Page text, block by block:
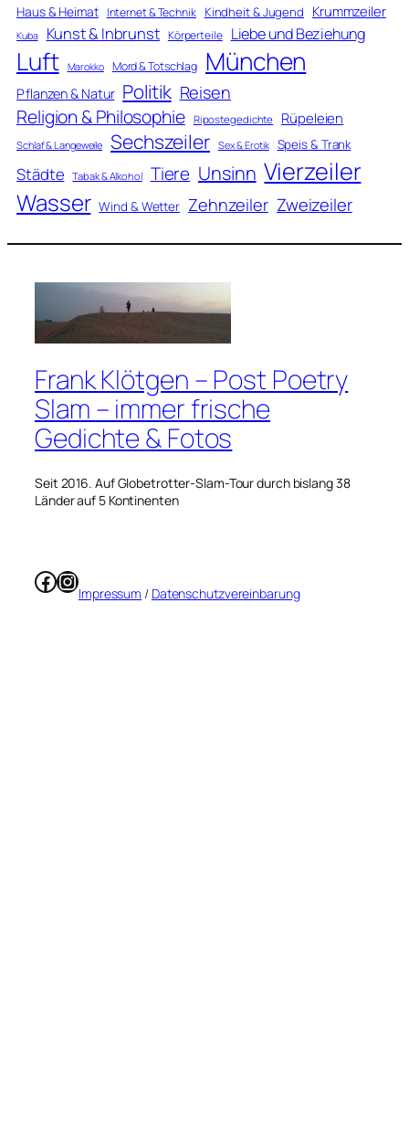
Haus & Heimat Internet & Technik Kindheit & Jugend Krummzeiler
Kuba Kunst & Inbrunst Körperteile Liebe und Beziehung
Luft Marokko Mord & Totschlag München
Pflanzen & Natur Politik Reisen
Religion & Philosophie Ripostegedichte Rüpeleien
Schlaf & Langeweile Sechszeiler Sex & Erotik Speis & Trank
Städte Tabak & Alkohol Tiere Unsinn Vierzeiler
Wasser Wind & Wetter Zehnzeiler Zweizeiler
Frank Klötgen – Post Poetry
Slam – immer frische
Gedichte & Fotos
Seit 2016. Auf Globetrotter-Slam-Tour durch bislang 38
Länder auf 5 Kontinenten
Facebook
Instagram
Impressum / Datenschutzvereinbarung